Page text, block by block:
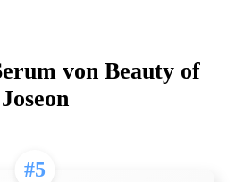
von Beauty of
Joseon
#5